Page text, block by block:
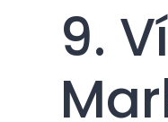
9.